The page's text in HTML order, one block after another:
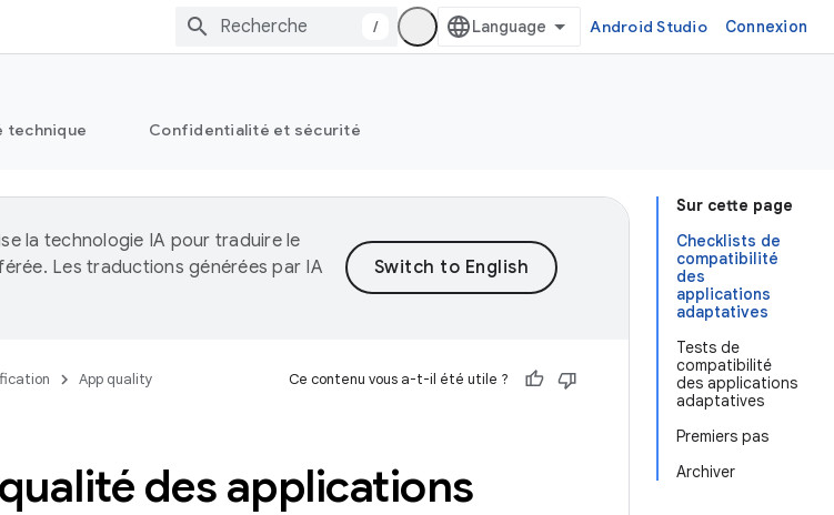
/ Android Studio Connexion
technique Confidentialité et sécurité
Sur cette page
Checklists de
compatibilité
des
applications
adaptatives
Tests de
compatibilité
des applications
adaptatives
Premiers pas
Archiver
la technologie IA pour traduire le
Les traductions générées par IA
App quality
Ce contenu vous a-t-il été utile ?
des applications